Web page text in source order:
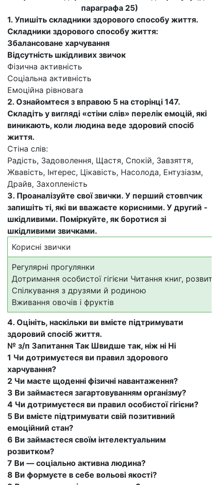
параграфа 25)
1. Упишіть складники здорового способу життя.
Складники здорового способу життя:
Збалансоване харчування
Відсутність шкідливих звичок
Фізична активність
Соціальна активність
Емоційна рівновага
2. Ознайомтеся з вправою 5 на сторінці 147.
Складіть у вигляді «стіни слів» перелік емоцій, які
виникають, коли людина веде здоровий спосіб
життя.
Стіна слів:
Радість, Задоволення, Щастя, Спокій, Завзяття,
Жвавість, Інтерес, Цікавість, Насолода, Ентузіазм,
Драйв, Захопленість
3. Проаналізуйте свої звички. У перший стовпчик
запишіть ті, які ви вважаєте корисними. У другий -
шкідливими. Поміркуйте, як боротися зі
шкідливими звичками.
Корисні звички
Регулярні прогулянки
Дотримання особистої гігієни Читання книг,
Спілкування з друзями й родиною
Вживання овочів і фруктів
4. Оцініть, наскільки ви вмієте підтримувати
здоровий спосіб життя.
№ з/п Запитання Так Швидше так, ніж ні Ні
1 Чи дотримуєтеся ви правил здорового
харчування?
2 Чи маєте щоденні фізичні навантаження?
3 Ви займаєтеся загартовуванням організму?
4 Чи дотримуєтеся ви правил особистої гігієни?
5 Ви вмієте підтримувати свій позитивний
емоційний стан?
6 Ви займаєтеся своїм інтелектуальним
розвитком?
7 Ви — соціально активна людина?
8 Ви формуєте в себе вольові якості?